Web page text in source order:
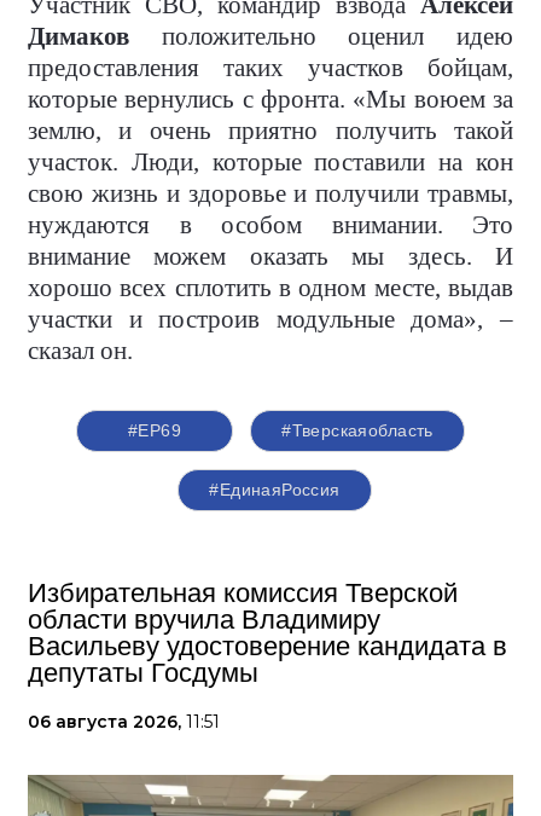
Димаков положительно оценил идею
предоставления таких участков бойцам,
которые вернулись с фронта. «Мы воюем за
землю, и очень приятно получить такой
участок. Люди, которые поставили на кон
свою жизнь и здоровье и получили травмы,
нуждаются в особом внимании. Это
внимание можем оказать мы здесь. И
хорошо всех сплотить в одном месте, выдав
участки и построив модульные дома», –
сказал он.
#ЕР69 #Тверскаяобласть
#ЕдинаяРоссия
Избирательная комиссия Тверской
области вручила Владимиру
Васильеву удостоверение кандидата в
депутаты Госдумы
06 августа 2026, 11:51